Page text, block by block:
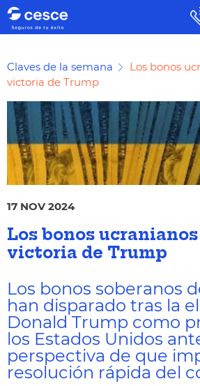
Claves de la semana
Los bonos
victoria de Trump
17 NOV 2024
Los bonos
victoria de Trump
Los bonos soberanos
han disparado tras la
Donald Trump como
los Estados Unidos
perspectiva de que
resolución rápida del